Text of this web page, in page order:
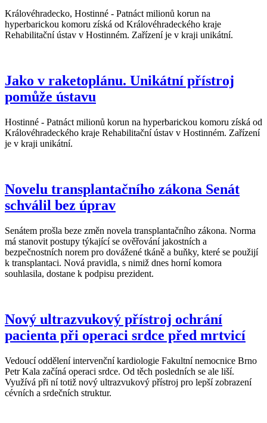
Královéhradecko, Hostinné - Patnáct milionů korun na
hyperbarickou komoru získá od Královéhradeckého kraje
Rehabilitační ústav v Hostinném. Zařízení je v kraji unikátní.
Jako v raketoplánu. Unikátní přístroj
pomůže ústavu
Hostinné - Patnáct milionů korun na hyperbarickou komoru získá od
Královéhradeckého kraje Rehabilitační ústav v Hostinném. Zařízení
je v kraji unikátní.
Novelu transplantačního zákona Senát
schválil bez úprav
Senátem prošla beze změn novela transplantačního zákona. Norma
má stanovit postupy týkající se ověřování jakostních a
bezpečnostních norem pro dovážené tkáně a buňky, které se použijí
k transplantaci. Nová pravidla, s nimiž dnes horní komora
souhlasila, dostane k podpisu prezident.
Nový ultrazvukový přístroj ochrání
pacienta při operaci srdce před mrtvicí
Vedoucí oddělení intervenční kardiologie Fakultní nemocnice Brno
Petr Kala začíná operaci srdce. Od těch posledních se ale liší.
Využívá při ní totiž nový ultrazvukový přístroj pro lepší zobrazení
cévních a srdečních struktur.